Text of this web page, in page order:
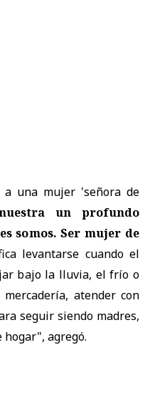
una mujer 'señora de
un profundo
somos. Ser mujer de
levantarse cuando el
bajo la lluvia, el frío o
atender con
seguir siendo madres,
hogar", agregó.